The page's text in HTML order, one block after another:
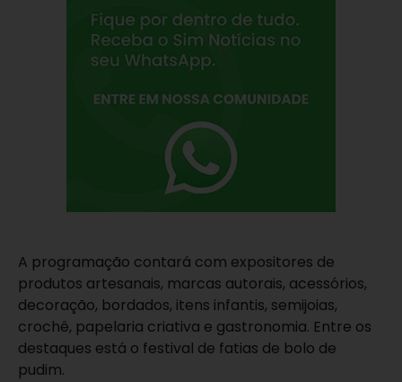
A programação contará com expositores de
produtos artesanais, marcas autorais, acessórios,
decoração, bordados, itens infantis, semijoias,
crochê, papelaria criativa e gastronomia. Entre os
destaques está o festival de fatias de bolo de
pudim.